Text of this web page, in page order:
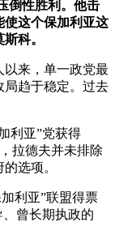
倒性胜利。他击
使这个保加利亚这
科。
以来，单一政党最
局趋于稳定。过去
利亚”党获得
拉德夫并未排除
选项。
利亚”联盟得票
、曾长期执政的